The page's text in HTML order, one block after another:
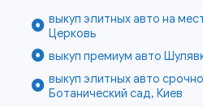
выкуп элитных авто на
Церковь
выкуп премиум авто
выкуп элитных авто срочно
Ботанический сад, Киев